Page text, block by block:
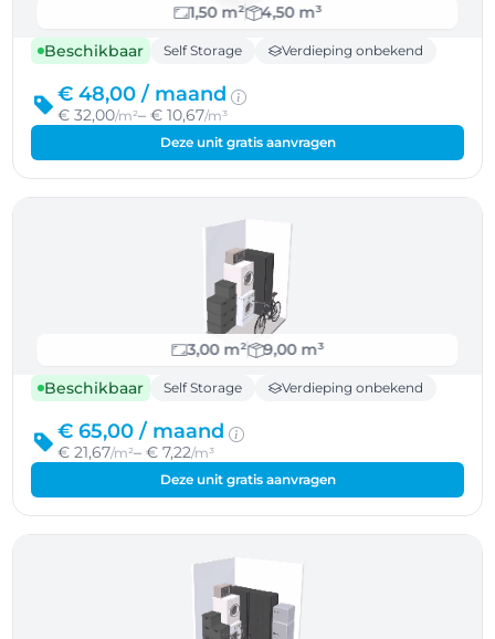
1,50 m²
4,50 m³
Beschikbaar
Self Storage Verdieping onbekend
€ 48,00 / maand
€ 32,00/m²– € 10,67/m³
Deze unit gratis aanvragen
3,00 m²
9,00 m³
Beschikbaar
Self Storage Verdieping onbekend
€ 65,00 / maand
€ 21,67/m²– € 7,22/m³
Deze unit gratis aanvragen